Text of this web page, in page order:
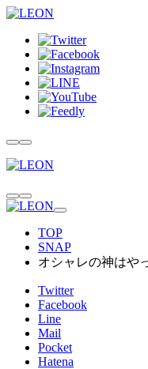
TOP
SNAP
オシャレの神はや
Twitter
Facebook
Line
Mail
Pocket
Hatena